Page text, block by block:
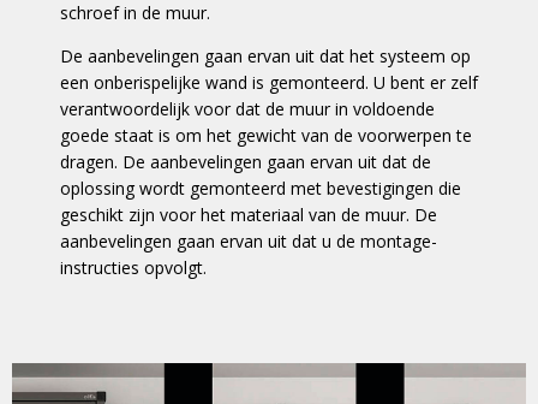
schroef in de muur.
De aanbevelingen gaan ervan uit dat het systeem op
een onberispelijke wand is gemonteerd. U bent er zelf
verantwoordelijk voor dat de muur in voldoende
goede staat is om het gewicht van de voorwerpen te
dragen. De aanbevelingen gaan ervan uit dat de
oplossing wordt gemonteerd met bevestigingen die
geschikt zijn voor het materiaal van de muur. De
aanbevelingen gaan ervan uit dat u de montage-
instructies opvolgt.